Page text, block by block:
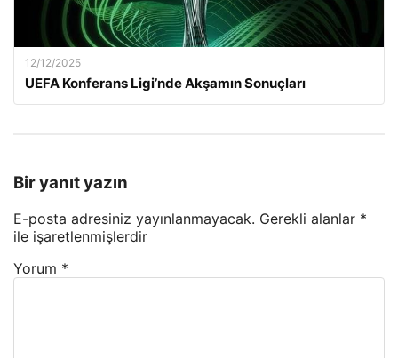
12/12/2025
UEFA Konferans Ligi’nde Akşamın Sonuçları
Bir yanıt yazın
E-posta adresiniz yayınlanmayacak. Gerekli alanlar *
ile işaretlenmişlerdir
Yorum *